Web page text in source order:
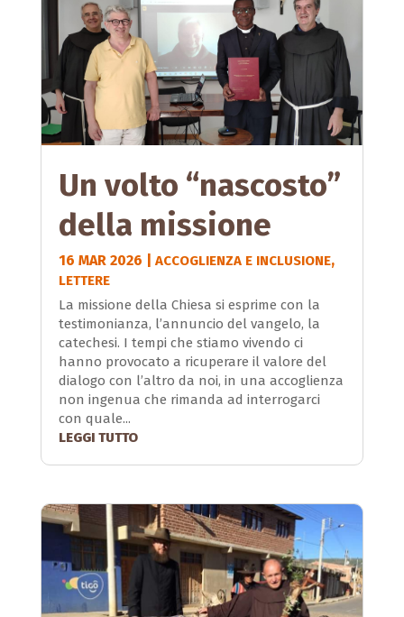
Un volto “nascosto”
della missione
16 MAR 2026 ACCOGLIENZA E INCLUSIONE,
LETTERE
La missione della Chiesa si esprime con la
testimonianza, l’annuncio del vangelo, la
catechesi. I tempi che stiamo vivendo ci
hanno provocato a ricuperare il valore del
dialogo con l’altro da noi, in una accoglienza
non ingenua che rimanda ad interrogarci
con quale...
LEGGI TUTTO